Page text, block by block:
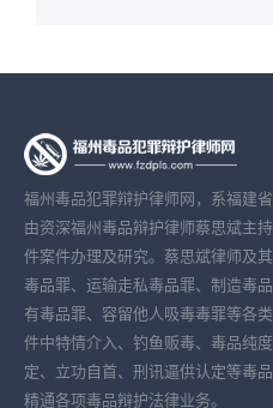
福州毒品犯罪辩护律师网，系福建
由资深福州毒品辩护律师蔡思斌主
件案件办理及研究。蔡思斌律师及
毒品罪、运输走私毒品罪、制造毒
有毒品罪、容留他人吸毒毒罪等各
件中特情介入、钓鱼贩毒、毒品纯
定、立功自首、刑讯逼供认定等毒
精通各项毒品辩护法律业务。